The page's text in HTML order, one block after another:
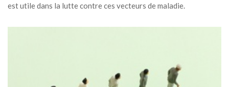
est utile dans la lutte contre ces vecteurs de maladie.